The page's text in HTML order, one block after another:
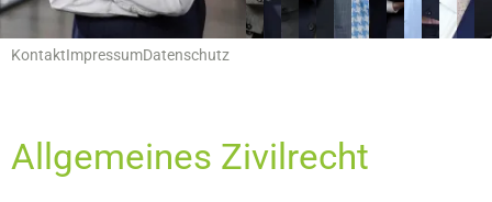
Servicemenu
KontaktImpressumDatenschutz
Allgemeines Zivilrecht